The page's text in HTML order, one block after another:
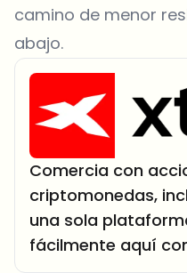
camino de menor
abajo.
Comercia con
criptomonedas,
una sola
fácilmente aquí